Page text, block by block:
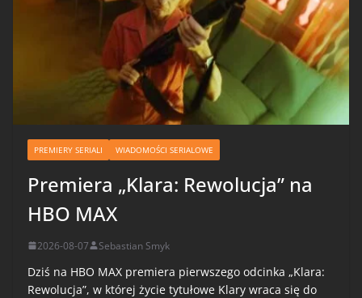
PREMIERY SERIALI WIADOMOŚCI SERIALOWE
Premiera „Klara: Rewolucja” na
HBO MAX
2026-08-07 Sebastian Smyk
Dziś na HBO MAX premiera pierwszego odcinka „Klara:
Rewolucja”, w której życie tytułowe Klary wraca się do